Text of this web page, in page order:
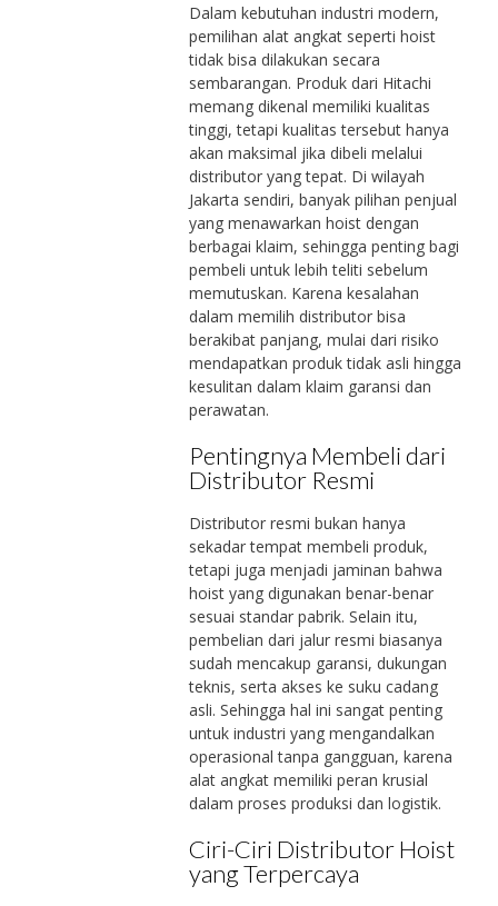
Dalam kebutuhan industri modern,
pemilihan alat angkat seperti hoist
tidak bisa dilakukan secara
sembarangan. Produk dari Hitachi
memang dikenal memiliki kualitas
tinggi, tetapi kualitas tersebut hanya
akan maksimal jika dibeli melalui
distributor yang tepat. Di wilayah
Jakarta sendiri, banyak pilihan penjual
yang menawarkan hoist dengan
berbagai klaim, sehingga penting bagi
pembeli untuk lebih teliti sebelum
memutuskan. Karena kesalahan
dalam memilih distributor bisa
berakibat panjang, mulai dari risiko
mendapatkan produk tidak asli hingga
kesulitan dalam klaim garansi dan
perawatan.
Pentingnya Membeli dari
Distributor Resmi
Distributor resmi bukan hanya
sekadar tempat membeli produk,
tetapi juga menjadi jaminan bahwa
hoist yang digunakan benar-benar
sesuai standar pabrik. Selain itu,
pembelian dari jalur resmi biasanya
sudah mencakup garansi, dukungan
teknis, serta akses ke suku cadang
asli. Sehingga hal ini sangat penting
untuk industri yang mengandalkan
operasional tanpa gangguan, karena
alat angkat memiliki peran krusial
dalam proses produksi dan logistik.
Ciri-Ciri Distributor Hoist
yang Terpercaya